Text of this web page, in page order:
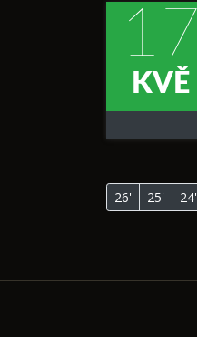
17
KVĚ
26' 25' 24'